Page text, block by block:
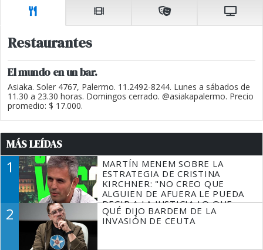
Restaurantes
El mundo en un bar.
Asiaka. Soler 4767, Palermo. 11.2492-8244. Lunes a sábados de
11.30 a 23.30 horas. Domingos cerrado. @asiakapalermo. Precio
promedio: $ 17.000.
MÁS LEÍDAS
1
MARTÍN MENEM SOBRE LA
ESTRATEGIA DE CRISTINA
KIRCHNER: "NO CREO QUE
ALGUIEN DE AFUERA LE PUEDA
DECIR A LA JUSTICIA LO QUE
TIENE QUE HACER"
2
QUÉ DIJO BARDEM DE LA
INVASIÓN DE CEUTA